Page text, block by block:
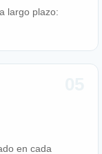
largo plazo:
en cada